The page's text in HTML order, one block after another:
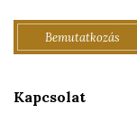
Bemutatkozás
Kapcsolat